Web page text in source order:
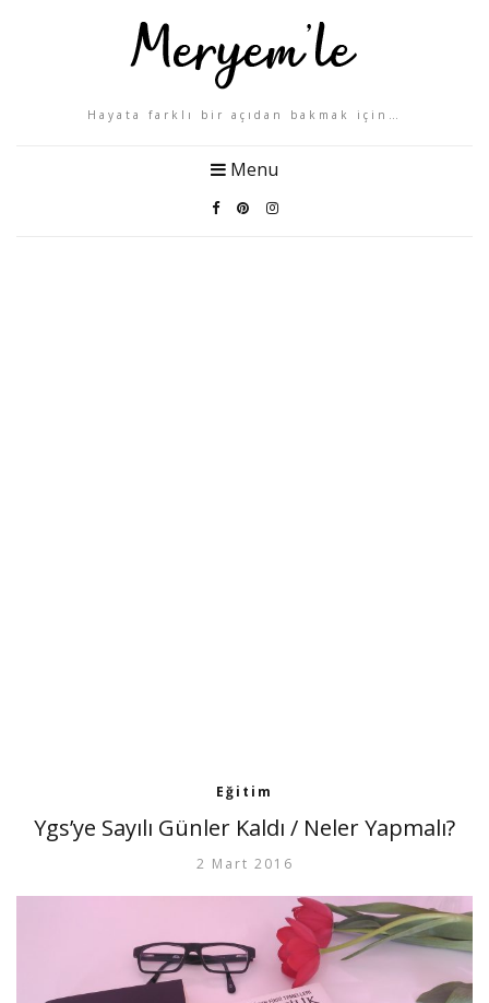
Hayata farklı bir açıdan bakmak için…
Menu
Eğitim
Ygs’ye Sayılı Günler Kaldı / Neler Yapmalı?
2 Mart 2016